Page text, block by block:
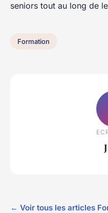
seniors tout au long de
Formation
← Voir tous les articles